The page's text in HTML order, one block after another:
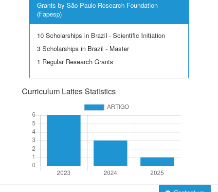
Grants by São Paulo Research Foundation
(Fapesp)
10 Scholarships in Brazil - Scientific Initiation
3 Scholarships in Brazil - Master
1 Regular Research Grants
Curriculum Lattes Statistics